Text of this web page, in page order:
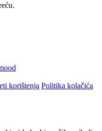
korištenja Politika kolačića